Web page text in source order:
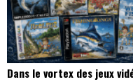
Dans le vortex des jeux